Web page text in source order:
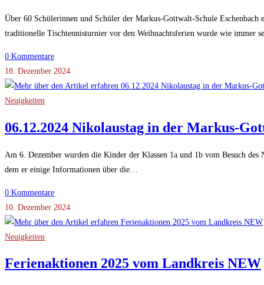
Über 60 Schülerinnen und Schüler der Markus-Gottwalt-Schule Eschenbach
traditionelle Tischtennisturnier vor den Weihnachtsferien wurde wie immer
0 Kommentare
18. Dezember 2024
Neuigkeiten
06.12.2024 Nikolaustag in der Markus-
Am 6. Dezember wurden die Kinder der Klassen 1a und 1b vom Besuch
dem er einige Informationen über die…
0 Kommentare
10. Dezember 2024
Neuigkeiten
Ferienaktionen 2025 vom Landkreis NEW